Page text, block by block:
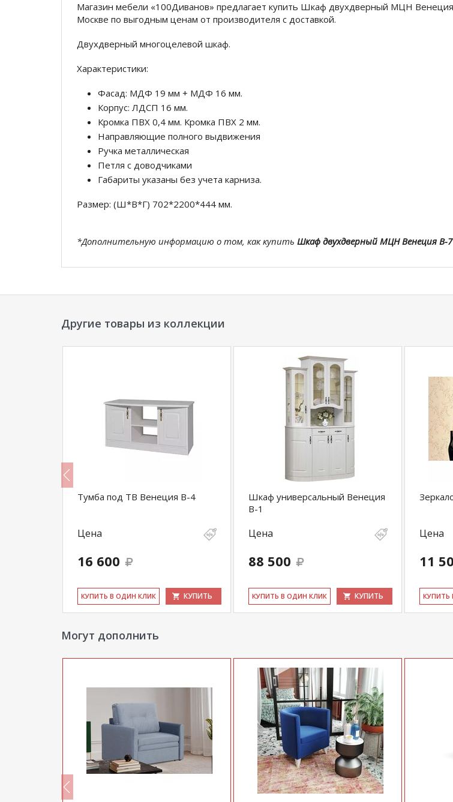
Магазин мебели «100Диванов» предлагает купить Шкаф двухдверный МЦН
Москве по выгодным ценам от производителя с доставкой.
Двухдверный многоцелевой шкаф.
Характеристики:
Фасад: МДФ 19 мм + МДФ 16 мм.
Корпус: ЛДСП 16 мм.
Кромка ПВХ 0,4 мм. Кромка ПВХ 2 мм.
Направляющие полного выдвижения
Ручка металлическая
Петля с доводчиками
Габариты указаны без учета карниза.
Размер: (Ш*В*Г) 702*2200*444 мм.
*Дополнительную информацию о том, как купить Шкаф двухдверный МЦН Венеция В-7
Другие товары из коллекции
Тумба под ТВ Венеция В-4
Цена
16 600
КУ­ПИТЬ В ОДИН КЛИК КУПИТЬ
Шкаф универсальный Венеция
В-1
Цена
88 500
КУ­ПИТЬ В ОДИН КЛИК КУПИТЬ
Цена
11
КУ­ПИТЬ
Могут дополнить